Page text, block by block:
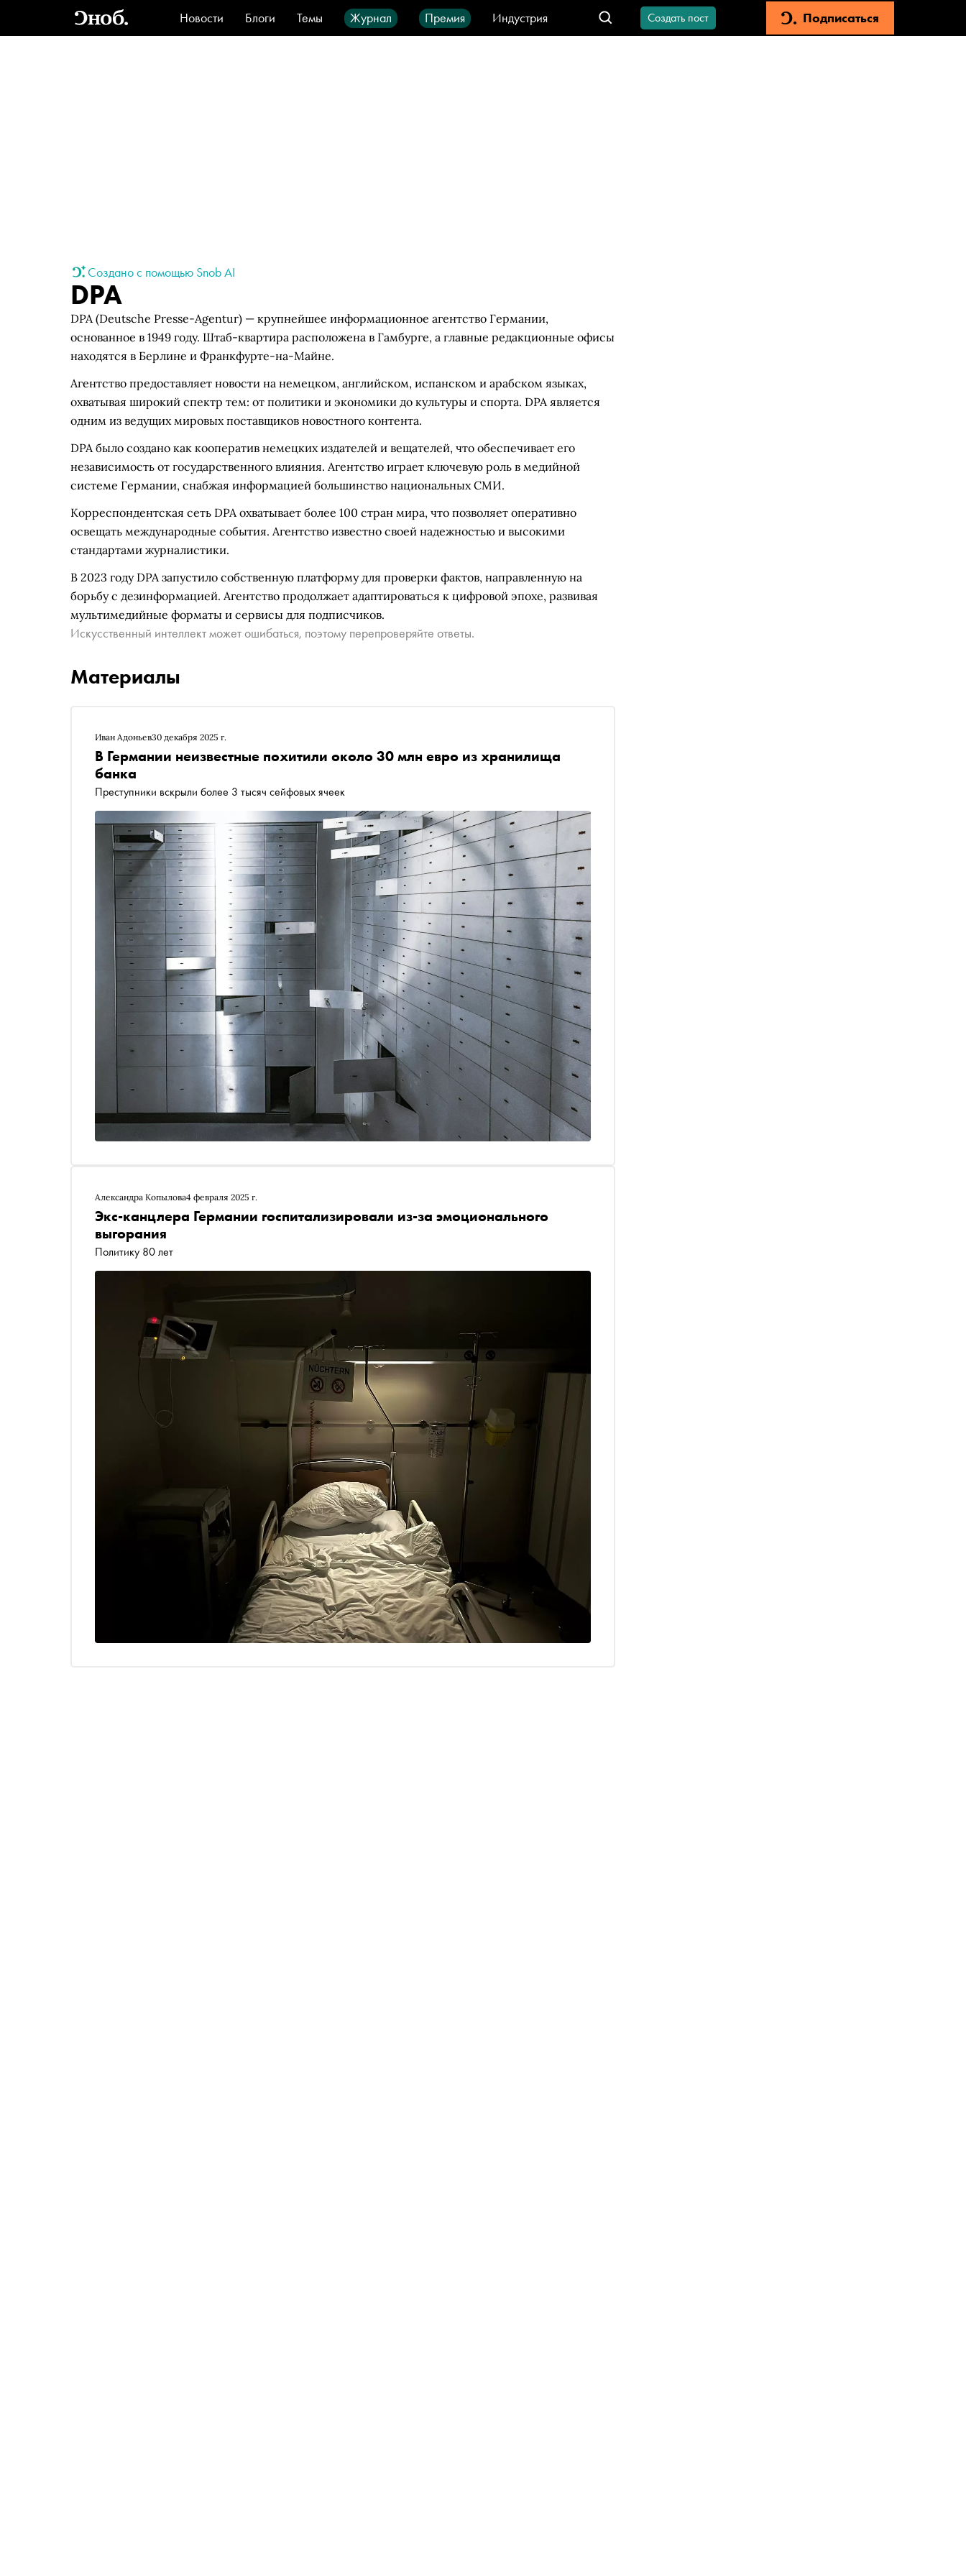
Новости Блоги Темы Журнал Премия
Индустрия
Стиль
Видео Город IT-продукты
Создать пост Подписаться
Создано с помощью Snob AI
DPA
DPA (Deutsche Presse-Agentur) — крупнейшее информационное агентство Германии,
основанное в 1949 году. Штаб-квартира расположена в Гамбурге, а главные редакционные офисы
находятся в Берлине и Франкфурте-на-Майне.
Агентство предоставляет новости на немецком, английском, испанском и арабском языках,
охватывая широкий спектр тем: от политики и экономики до культуры и спорта. DPA является
одним из ведущих мировых поставщиков новостного контента.
DPA было создано как кооператив немецких издателей и вещателей, что обеспечивает его
независимость от государственного влияния. Агентство играет ключевую роль в медийной
системе Германии, снабжая информацией большинство национальных СМИ.
Корреспондентская сеть DPA охватывает более 100 стран мира, что позволяет оперативно
освещать международные события. Агентство известно своей надежностью и высокими
стандартами журналистики.
В 2023 году DPA запустило собственную платформу для проверки фактов, направленную на
борьбу с дезинформацией. Агентство продолжает адаптироваться к цифровой эпохе, развивая
мультимедийные форматы и сервисы для подписчиков.
Искусственный интеллект может ошибаться, поэтому перепроверяйте ответы.
Материалы
Иван Адоньев30 декабря 2025 г.
В Германии неизвестные похитили около 30 млн евро из хранилища
банка
Преступники вскрыли более 3 тысяч сейфовых ячеек
Александра Копылова4 февраля 2025 г.
Экс-канцлера Германии госпитализировали из-за эмоционального
выгорания
Политику 80 лет